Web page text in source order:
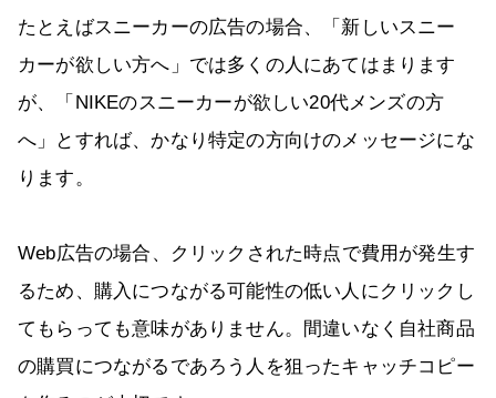
たとえばスニーカーの広告の場合、「新しいスニー
カーが欲しい方へ」では多くの人にあてはまります
が、「NIKEのスニーカーが欲しい20代メンズの方
へ」とすれば、かなり特定の方向けのメッセージにな
ります。
Web広告の場合、クリックされた時点で費用が発生す
るため、購入につながる可能性の低い人にクリックし
てもらっても意味がありません。間違いなく自社商品
の購買につながるであろう人を狙ったキャッチコピー